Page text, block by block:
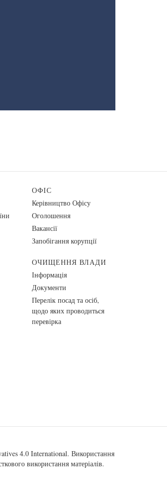
ОФІС
Керівництво Офісу
Оголошення
Вакансії
Запобігання корупції
ОЧИЩЕННЯ ВЛАДИ
Інформація
Документи
Перелік посад та осіб,
щодо яких проводиться
перевірка
4.0 International. Використання
використання матеріалів.